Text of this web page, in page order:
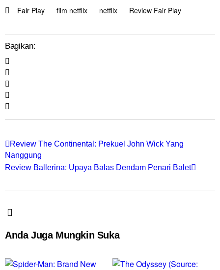
Fair Play film netflix netflix Review Fair Play
Bagikan:
Review The Continental: Prekuel John Wick Yang
Nanggung
Review Ballerina: Upaya Balas Dendam Penari Balet
Anda Juga Mungkin Suka